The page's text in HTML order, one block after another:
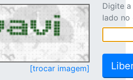
[trocar imagem]
Digite
lado no